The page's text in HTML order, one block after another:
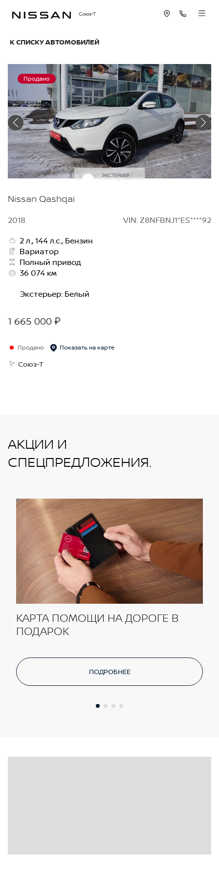
Союз-Т
К СПИСКУ АВТОМОБИЛЕЙ
Продано
ЭКСТЕРЬЕР
Белый
Nissan Qashqai
2018
VIN: Z8NFBNJ1*ES****92
2 л., 144 л.с., Бензин
Вариатор
Полный привод
36 074 км
Экстерьер: Белый
1 665 000 ₽
Продано Показать на карте
Союз-Т
АКЦИИ И
СПЕЦПРЕДЛОЖЕНИЯ.
КАРТА ПОМОЩИ НА ДОРОГЕ В
ПОДАРОК
ПОДРОБНЕЕ